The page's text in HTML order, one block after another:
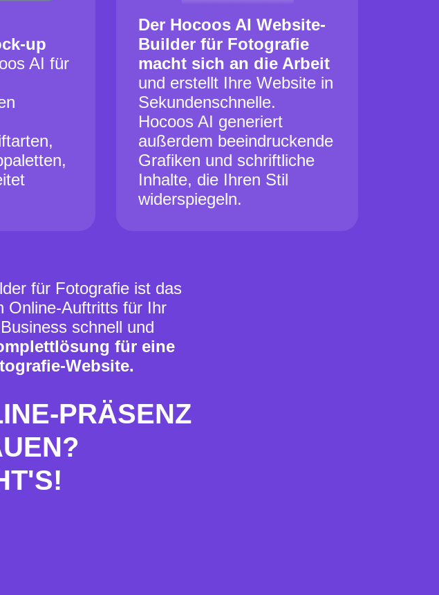
up
AI für
Der Hocoos AI Website-
Builder für Fotografie
macht sich an die Arbeit
und erstellt Ihre Website in
Sekundenschnelle.
Hocoos AI generiert
außerdem beeindruckende
Grafiken und schriftliche
Inhalte, die Ihren Stil
widerspiegeln.
für Fotografie ist das
Online-Auftritts für Ihr
schnell und
für eine
Website.
PRÄSENZ